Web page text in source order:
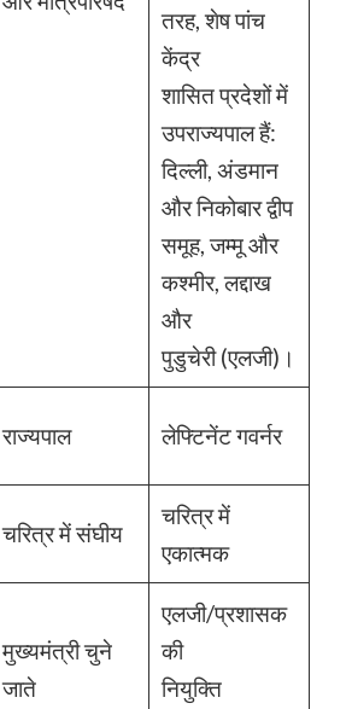
तरह, शेष पांच
केंद्र
शासित प्रदेशों में
उपराज्यपाल हैं:
दिल्ली, अंडमान
और निकोबार द्वीप
समूह, जम्मू और
कश्मीर, लद्दाख
और
पुडुचेरी (एलजी)।
राज्यपाल लेफ्टिनेंट गवर्नर
चरित्र में संघीय
चरित्र में
एकात्मक
मुख्यमंत्री चुने
जाते
एलजी/प्रशासक
की
नियुक्ति